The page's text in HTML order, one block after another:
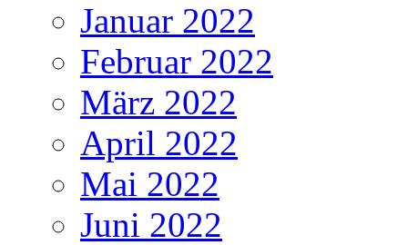
Januar 2022
Februar 2022
März 2022
April 2022
Mai 2022
Juni 2022